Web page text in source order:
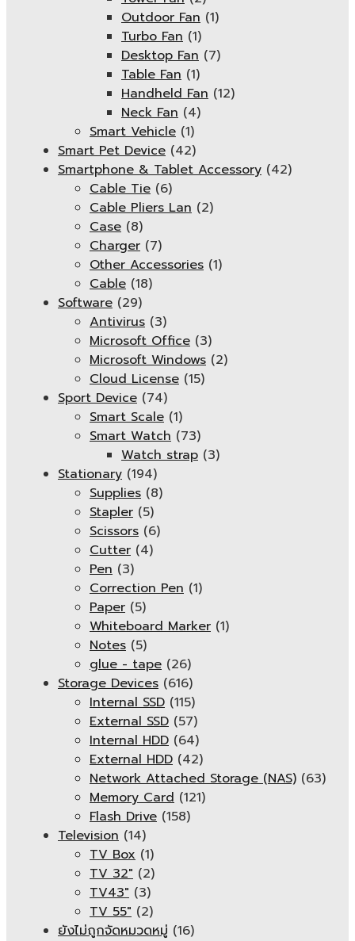
Outdoor Fan (1)
Turbo Fan (1)
Desktop Fan (7)
Table Fan (1)
Handheld Fan (12)
Neck Fan (4)
Smart Vehicle (1)
Smart Pet Device (42)
Smartphone & Tablet Accessory (42)
Cable Tie (6)
Cable Pliers Lan (2)
Case (8)
Charger (7)
Other Accessories (1)
Cable (18)
Software (29)
Antivirus (3)
Microsoft Office (3)
Microsoft Windows (2)
Cloud License (15)
Sport Device (74)
Smart Scale (1)
Smart Watch (73)
Watch strap (3)
Stationary (194)
Supplies (8)
Stapler (5)
Scissors (6)
Cutter (4)
Pen (3)
Correction Pen (1)
Paper (5)
Whiteboard Marker (1)
Notes (5)
glue - tape (26)
Storage Devices (616)
Internal SSD (115)
External SSD (57)
Internal HDD (64)
External HDD (42)
Network Attached Storage (NAS) (63)
Memory Card (121)
Flash Drive (158)
Television (14)
TV Box (1)
TV 32" (2)
TV43" (3)
TV 55" (2)
ยังไม่ถูกจัดหมวดหมู่ (16)